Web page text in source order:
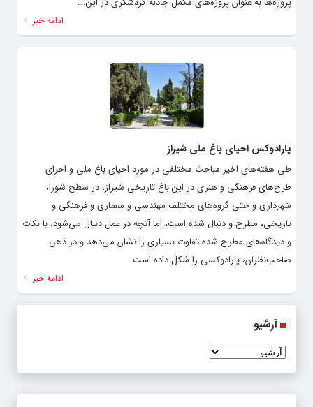
ادامه خبر
پارادوکس احیای باغ ملی شیراز
طی هفته‌های اخیر مباحث مختلفی در مورد احیای باغ ملی و اجرای
طرح‌های فرهنگی و هنری در این باغ تاریخی شیراز، در سطح شورا،
شهرداری و حتی گروه‌های مختلف مهندسی و معماری و فرهنگی و
تاریخی، مطرح و دنبال شده است، اما آنچه در عمل دنبال می‌شود، با نکات
و دیدگاه‌های مطرح شده تفاوت بسیاری را نشان می‌دهد و در ذهن
صاحب‌نظران، پارادوکسی را شکل داده است.
ادامه خبر
آرشیو